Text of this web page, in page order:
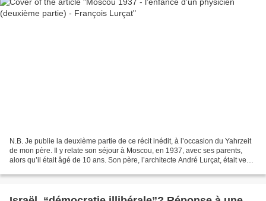
N.B. Je publie la deuxième partie de ce récit inédit, à l’occasion du Yahrzeit
de mon père. Il y relate son séjour à Moscou, en 1937, avec ses parents,
alors qu’il était âgé de 10 ans. Son père, l’architecte André Lurçat, était venu